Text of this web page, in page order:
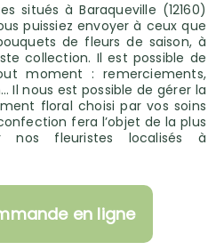
situés à Baraqueville (12160)
puissiez envoyer à ceux que
de fleurs de saison, à
collection. Il est possible de
moment : remerciements,
Il nous est possible de gérer la
floral choisi par vos soins
fera l’objet de la plus
nos fleuristes localisés à
en ligne